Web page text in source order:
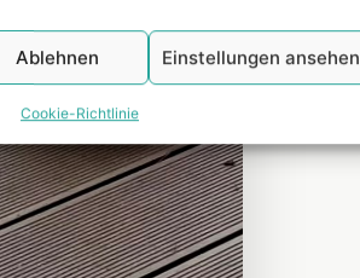
Ablehnen Einstellungen ansehen
Cookie-Richtlinie